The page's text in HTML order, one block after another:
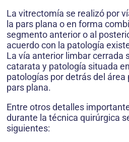
La vitrectomía se realizó por
la pars plana o en forma
segmento anterior o al
acuerdo con la patología
La vía anterior limbar cerrada
catarata y patología situada
patologías por detrás del área
pars plana.
Entre otros detalles
durante la técnica quirúrgica
siguientes: